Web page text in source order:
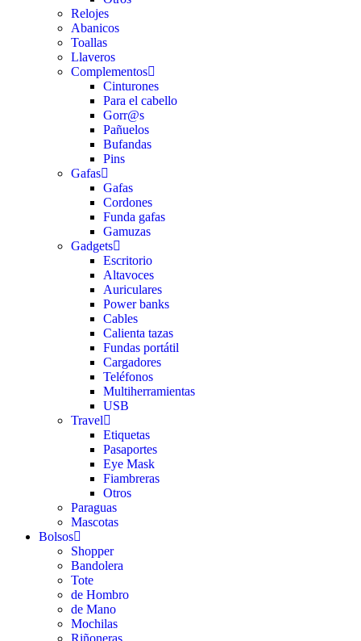
Relojes
Abanicos
Toallas
Llaveros
Complementos
Cinturones
Para el cabello
Gorr@s
Pañuelos
Bufandas
Pins
Gafas
Gafas
Cordones
Funda gafas
Gamuzas
Gadgets
Escritorio
Altavoces
Auriculares
Power banks
Cables
Calienta tazas
Fundas portátil
Cargadores
Teléfonos
Multiherramientas
USB
Travel
Etiquetas
Pasaportes
Eye Mask
Fiambreras
Otros
Paraguas
Mascotas
Bolsos
Shopper
Bandolera
Tote
de Hombro
de Mano
Mochilas
Riñoneras